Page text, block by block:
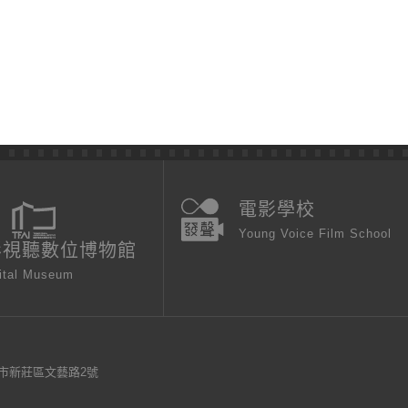
聽數位博物館
Museum
電影學校
Young Voice Film School
新莊區文藝路2號